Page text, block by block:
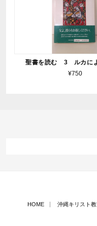
聖書を読む 3 ルカに
¥750
HOME 沖縄キリスト